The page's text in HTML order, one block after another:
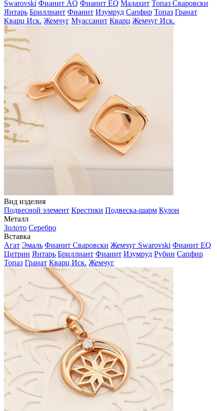
Swarovski Фианит AQ Фианит EQ Малахит Топаз Сваровски
Янтарь Бриллиант Фианит Изумруд Сапфир Топаз Гранат
Кварц Иск. Жемчуг Муассанит Кварц Жемчуг Иск.
Вид изделия
Подвесной элемент Крестики Подвеска-шарм Кулон
Металл
Золото Серебро
Вставка
Агат Эмаль Фианит Сваровски Жемчуг Swarovski Фианит EQ
Цитрин Янтарь Бриллиант Фианит Изумруд Рубин Сапфир
Топаз Гранат Кварц Иск. Жемчуг